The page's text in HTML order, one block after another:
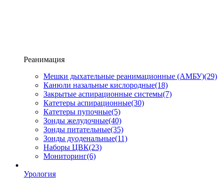
Реанимация
Мешки дыхательные реанимационные (АМБУ)(29)
Канюли назальные кислородные(18)
Закрытые аспирационные системы(7)
Катетеры аспирационные(30)
Катетеры пупочные(5)
Зонды желудочные(40)
Зонды питательные(35)
Зонды дуоденальные(11)
Наборы ЦВК(23)
Мониторинг(6)
Урология